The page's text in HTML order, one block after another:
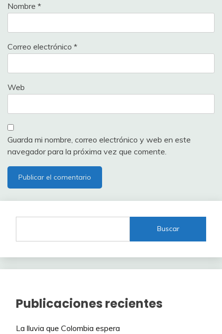
Nombre *
Correo electrónico *
Web
Guarda mi nombre, correo electrónico y web en este
navegador para la próxima vez que comente.
Buscar
Publicaciones recientes
La lluvia que Colombia espera